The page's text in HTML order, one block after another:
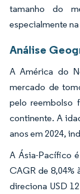
tamanho do
especialmente
Análise
A América do
mercado de
pelo reembolso
continente. A
anos em 2024,
A Ásia-Pacífico
CAGR de 8,04%
direciona USD